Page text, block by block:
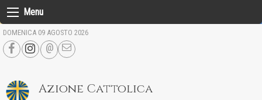
Skip
to
content
Menu
DOMENICA 09 AGOSTO 2026
Azione Cattolica